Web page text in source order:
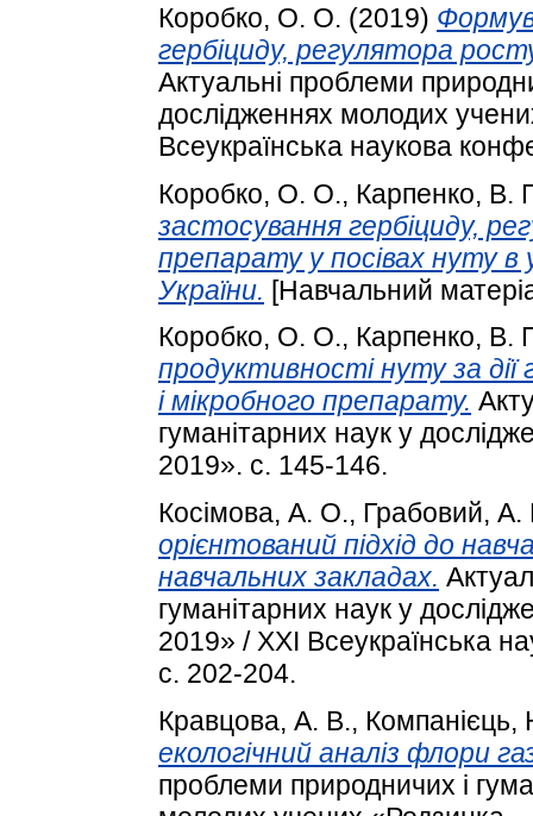
Коробко, О. О. (2019)
гербіциду, регулятора
Актуальні проблеми
дослідженнях молодих
Всеукраїнська наукова
Коробко, О. О., Карпенко, В.
застосування гербіциду,
препарату у посівах нуту
України. [Навчальний
Коробко, О. О., Карпенко, В.
продуктивності нуту за
і мікробного препарату.
гуманітарних наук у
2019». с. 145-146.
Косімова, А. О., Грабовий, А.
орієнтований підхід до
навчальних закладах.
гуманітарних наук у
2019» / XXІ Всеукраїнська
с. 202-204.
Кравцова, А. В.,
екологічний аналіз флори
проблеми природничих і